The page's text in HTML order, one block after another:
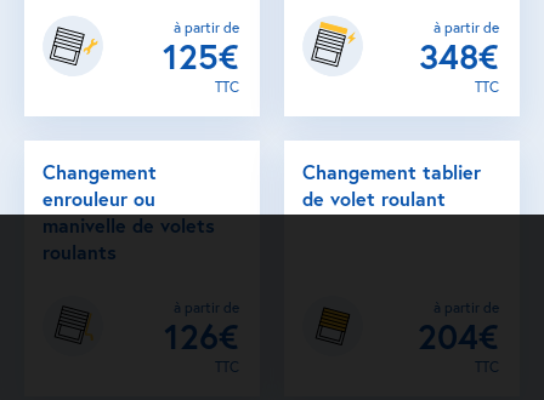
à partir de
125€
TTC
à partir de
348€
TTC
Changement
enrouleur ou
manivelle de volets
roulants
à partir de
126€
TTC
Changement tablier
de volet roulant
à partir de
204€
TTC